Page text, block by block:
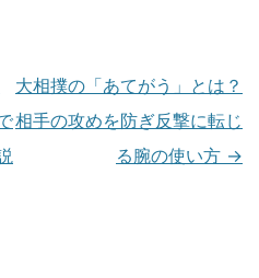
大相撲の「あてがう」とは？
相手の攻めを防ぎ反撃に転じ
る腕の使い方 →